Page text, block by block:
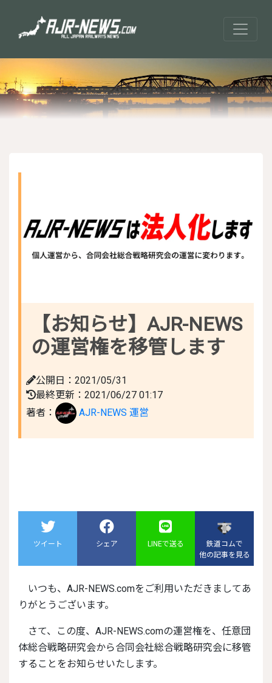
【お知らせ】AJR-NEWS
の運営権を移管します
公開日：2021/05/31
最終更新：2021/06/27 01:17
著者：
AJR-NEWS 運営
ツイート シェア LINEで送る
鉄道コムで
他の記事を見る
いつも、AJR-NEWS.comをご利用いただきましてあ
りがとうございます。
さて、この度、AJR-NEWS.comの運営権を、任意団
体総合戦略研究会から合同会社総合戦略研究会に移管
することをお知らせいたします。